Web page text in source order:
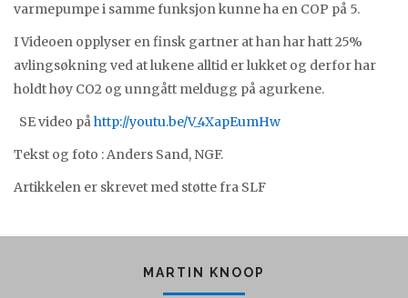
varmepumpe i samme funksjon kunne ha en COP på 5.
I Videoen opplyser en finsk gartner at han har hatt 25%
avlingsøkning ved at lukene alltid er lukket og derfor har
holdt høy CO2 og unngått meldugg på agurkene.
SE video påhttp://youtu.be/V_4XapEumHw
Tekst og foto : Anders Sand, NGF.
Artikkelen er skrevet med støtte fra SLF
MARTIN KNOOP